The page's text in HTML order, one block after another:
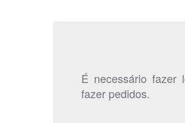
É necessário fazer
fazer pedidos.